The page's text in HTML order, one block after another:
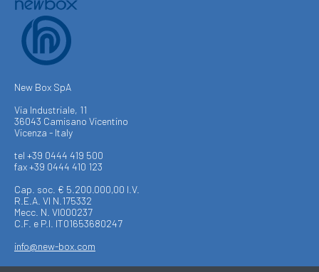
New Box SpA
Via Industriale, 11
36043 Camisano Vicentino
Vicenza - Italy
tel +39 0444 419 500
fax +39 0444 410 123
Cap. soc. € 5.200.000,00 I.V.
R.E.A. VI N.175332
Mecc. N. VI000237
C.F. e P.I. IT01653680247
info@new-box.com